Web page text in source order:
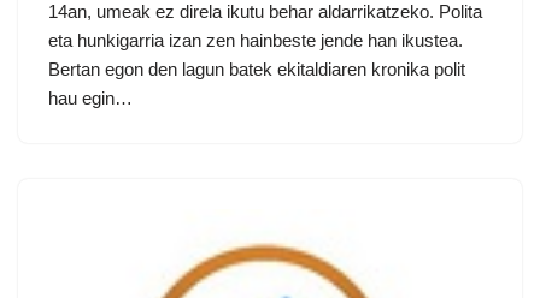
14an, umeak ez direla ikutu behar aldarrikatzeko. Polita
eta hunkigarria izan zen hainbeste jende han ikustea.
Bertan egon den lagun batek ekitaldiaren kronika polit
hau egin…